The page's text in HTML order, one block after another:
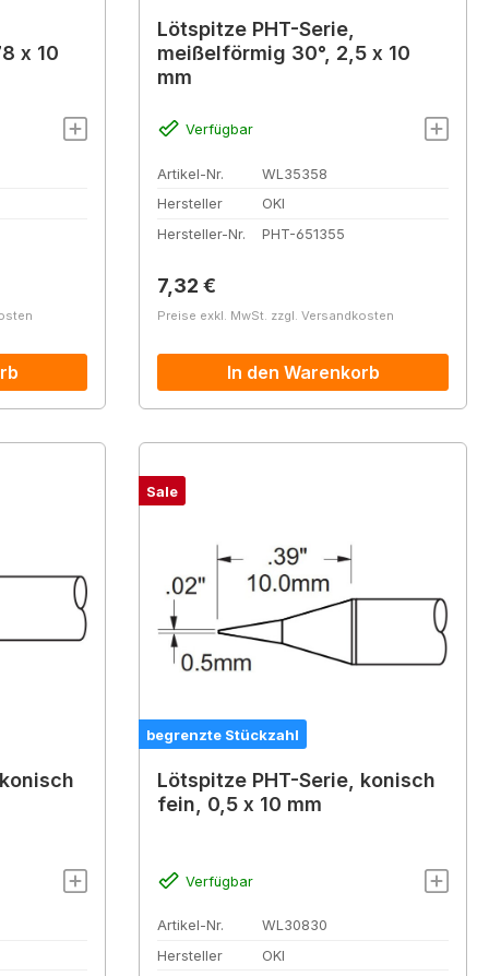
x 10
Lötspitze PHT-Serie,
meißelförmig 30°, 2,5 x 10
mm
Verfügbar
Artikel-Nr.
WL35358
Hersteller
OKI
Hersteller-Nr.
PHT-651355
Regulärer Preis:
7,32 €
Preise exkl. MwSt. zzgl. Versandkosten
In den Warenkorb
Sale
begrenzte Stückzahl
Lötspitze PHT-Serie, konisch
fein, 0,5 x 10 mm
Verfügbar
Artikel-Nr.
WL30830
Hersteller
OKI